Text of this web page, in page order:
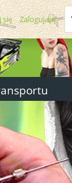
się Zaloguj się